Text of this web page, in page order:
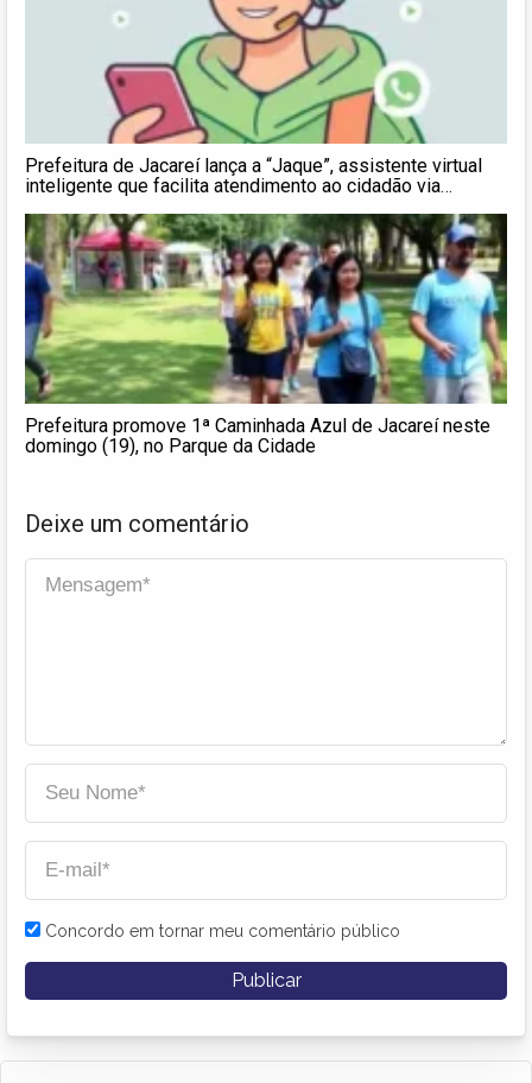
Prefeitura de Jacareí lança a “Jaque”, assistente virtual
inteligente que facilita atendimento ao cidadão via
Prefeitura promove 1ª Caminhada Azul de Jacareí neste
domingo (19), no Parque da Cidade
Deixe um comentário
Concordo em tornar meu comentário público